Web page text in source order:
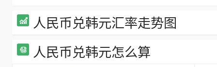
人民币兑韩元汇率走势图
人民币兑韩元怎么算